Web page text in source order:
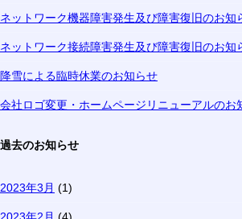
ネットワーク機器障害発生及び障害復旧のお知
ネットワーク接続障害発生及び障害復旧のお知
降雪による臨時休業のお知らせ
会社ロゴ変更・ホームページリニューアルのお
過去のお知らせ
2023年3月 (1)